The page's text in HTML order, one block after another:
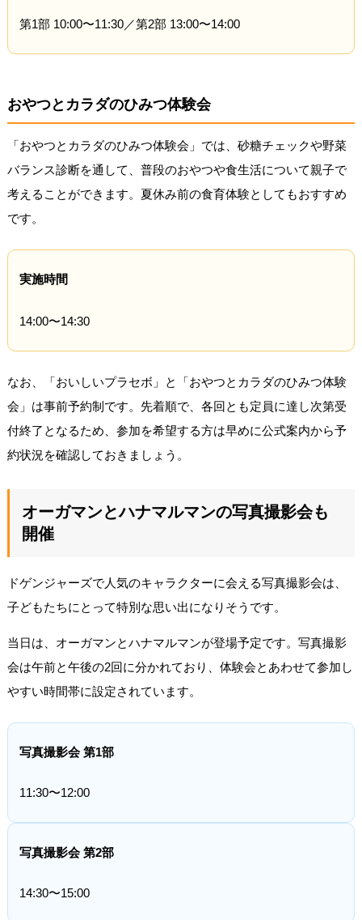
第1部 10:00〜11:30／第2部 13:00〜14:00
おやつとカラダのひみつ体験会
「おやつとカラダのひみつ体験会」では、砂糖チェックや野菜
バランス診断を通して、普段のおやつや食生活について親子で
考えることができます。夏休み前の食育体験としてもおすすめ
です。
実施時間
14:00〜14:30
なお、「おいしいプラセボ」と「おやつとカラダのひみつ体験
会」は事前予約制です。先着順で、各回とも定員に達し次第受
付終了となるため、参加を希望する方は早めに公式案内から予
約状況を確認しておきましょう。
オーガマンとハナマルマンの写真撮影会も
開催
ドゲンジャーズで人気のキャラクターに会える写真撮影会は、
子どもたちにとって特別な思い出になりそうです。
当日は、オーガマンとハナマルマンが登場予定です。写真撮影
会は午前と午後の2回に分かれており、体験会とあわせて参加し
やすい時間帯に設定されています。
写真撮影会 第1部
11:30〜12:00
写真撮影会 第2部
14:30〜15:00